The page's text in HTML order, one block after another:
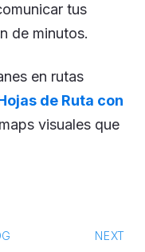
tus
de minutos.
en rutas
de Ruta con
visuales que
NEXT